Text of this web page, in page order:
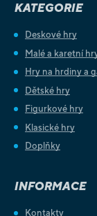
KATEGORIE
Deskové hry
Malé a karetní
Hry na hrdiny a
Dětské hry
Figurkové hry
Klasické hry
Doplňky
INFORMACE
Kontakty